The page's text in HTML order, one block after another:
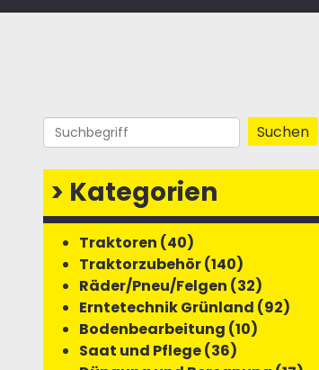
> Kategorien
Traktoren (40)
Traktorzubehör (140)
Räder/Pneu/Felgen (32)
Erntetechnik Grünland (92)
Bodenbearbeitung (10)
Saat und Pflege (36)